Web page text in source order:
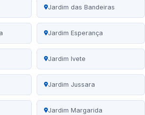
Jardim das Bandeiras
Jardim Esperança
Jardim Ivete
Jardim Jussara
Jardim Margarida